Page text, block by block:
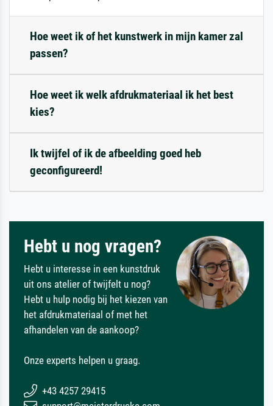
Hoe weet ik of het kunstwerk in mijn kamer zal
passen?
Hoe weet ik welk afdrukmateriaal ik het best
kies?
Ik twijfel of ik de afbeelding goed heb
geconfigureerd!
Hebt u nog vragen?
Hebt u interesse in een kunstdruk
uit ons atelier of twijfelt u nog?
Hebt u hulp nodig bij het kiezen van
het afdrukmateriaal of met het
afhandelen van de aankoop?
Onze experts helpen u graag.
+43 4257 29415